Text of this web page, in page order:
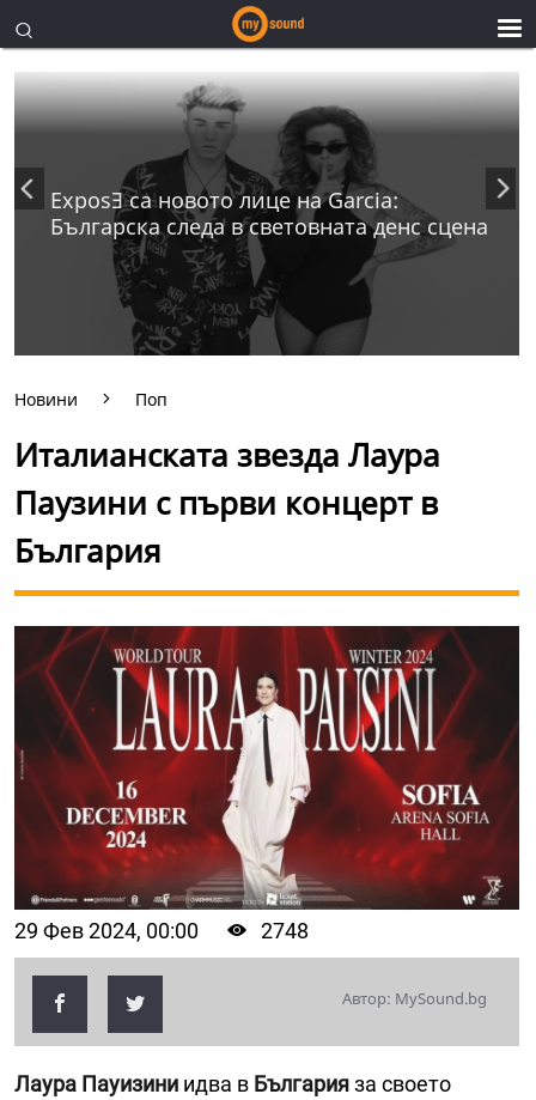
ExposƎ са новото лице на Garcia:
Българска следа в световната денс сцена
Новини Поп
Италианската звезда Лаура
Паузини с първи концерт в
България
29 Фев 2024, 00:00 2748
Автор: MySound.bg
Лаура Пауизини идва в Българияза своето